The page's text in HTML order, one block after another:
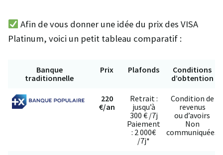
Afin de vous donner une idée du prix des VISA
Platinum, voici un petit tableau comparatif :
Banque
traditionnelle
Prix Plafonds
Conditions
d’obtention
220
€/an
Retrait :
jusqu’à
300 € /7j
Paiement
: 2 000€
/7j*
Condition de
revenus
ou d’avoirs
Non
communiquées